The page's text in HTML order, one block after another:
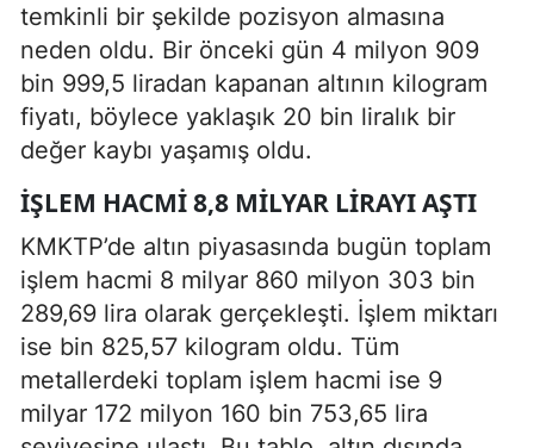
temkinli bir şekilde pozisyon almasına
neden oldu. Bir önceki gün 4 milyon 909
bin 999,5 liradan kapanan altının kilogram
fiyatı, böylece yaklaşık 20 bin liralık bir
değer kaybı yaşamış oldu.
İŞLEM HACMI 8,8 MILYAR LIRAYI AŞTI
KMKTP’de altın piyasasında bugün toplam
işlem hacmi 8 milyar 860 milyon 303 bin
289,69 lira olarak gerçekleşti. İşlem miktarı
ise bin 825,57 kilogram oldu. Tüm
metallerdeki toplam işlem hacmi ise 9
milyar 172 milyon 160 bin 753,65 lira